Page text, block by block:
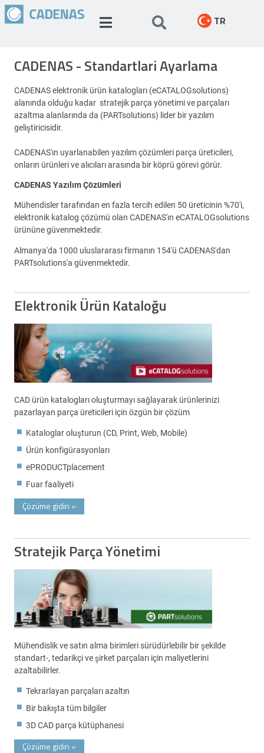
TR
CADENAS - Standartlari Ayarlama
CADENAS elektronik ürün katalogları (eCATALOGsolutions)
alanında olduğu kadar stratejik parça yönetimi ve parçaları
azaltma alanlarında da (PARTsolutions) lider bir yazılım
geliştiricisidir.
CADENAS'ın uyarlanabilen yazılım çözümleri parça üreticileri,
onların ürünleri ve alıcıları arasında bir köprü görevi görür.
CADENAS Yazılım Çözümleri
Mühendisler tarafından en fazla tercih edilen 50 üreticinin %70'i,
elektronik katalog çözümü olan CADENAS'ın eCATALOGsolutions
ürününe güvenmektedir.
Almanya'da 1000 uluslararası firmanın 154'ü CADENAS'dan
PARTsolutions'a güvenmektedir.
Elektronik Ürün Kataloğu
CAD ürün katalogları oluşturmayı sağlayarak ürünlerinizi
pazarlayan parça üreticileri için özgün bir çözüm
Kataloglar oluşturun (CD, Print, Web, Mobile)
Ürün konfigürasyonları
ePRODUCTplacement
Fuar faaliyeti
Çözüme gidin »
Stratejik Parça Yönetimi
Mühendislik ve satın alma birimleri sürüdürlebilir bir şekilde
standart-, tedarikçi ve şirket parçaları için maliyetlerini
azaltabilirler.
Tekrarlayan parçaları azaltın
Bir bakışta tüm bilgiler
3D CAD parça kütüphanesi
Çözüme gidin »